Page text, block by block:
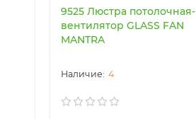
9525 Люстра потолочная-
вентилятор GLASS FAN
MANTRA
4